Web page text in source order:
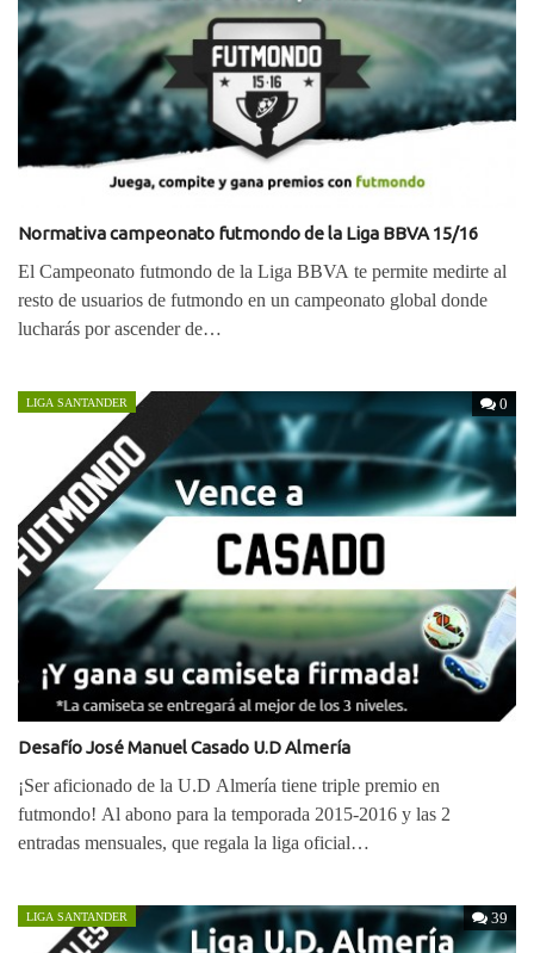
Normativa campeonato futmondo de la Liga BBVA 15/16
El Campeonato futmondo de la Liga BBVA te permite medirte al
resto de usuarios de futmondo en un campeonato global donde
lucharás por ascender de…
0
LIGA SANTANDER
Desafío José Manuel Casado U.D Almería
¡Ser aficionado de la U.D Almería tiene triple premio en
futmondo! Al abono para la temporada 2015-2016 y las 2
entradas mensuales, que regala la liga oficial…
39
LIGA SANTANDER